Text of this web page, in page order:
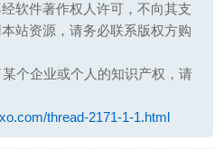
软件著作权人许可，不向其支
站资源，请务必联系版权方购
个企业或个人的知识产权，请
thread-2171-1-1.html